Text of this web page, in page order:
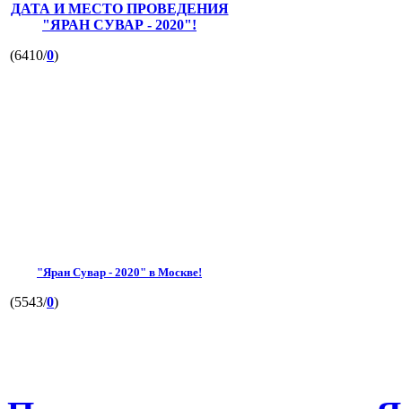
ДАТА И МЕСТО ПРОВЕДЕНИЯ
"ЯРАН СУВАР - 2020"!
(6410/0)
"Яран Сувар - 2020" в Москве!
(5543/0)